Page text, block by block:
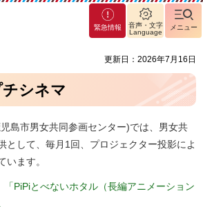
緊急情報
音声・文字
Language
メニュー
更新日：2026年7月16日
シネマ
島市男女共同参画センター)では、男女共
として、毎月1回、プロジェクター投影によ
います。
PiPiとべないホタル（長編アニメーション